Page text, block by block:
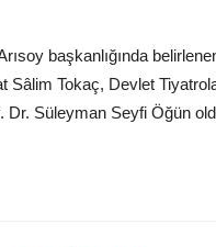
başkanlığında
Tokaç, Devlet
Dr. Süleyman Seyfi Öğün